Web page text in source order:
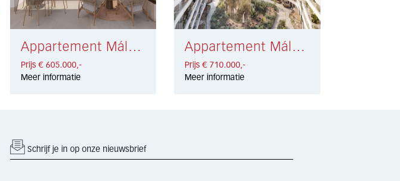
Appartement Málaga Oeste € 605.000,-
Prijs € 605.000,-
Meer informatie
Appartement Málaga Centro € 710.000,-
Prijs € 710.000,-
Meer informatie
Schrijf je in op onze nieuwsbrief